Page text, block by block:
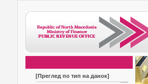
[Преглед по тип на данок]